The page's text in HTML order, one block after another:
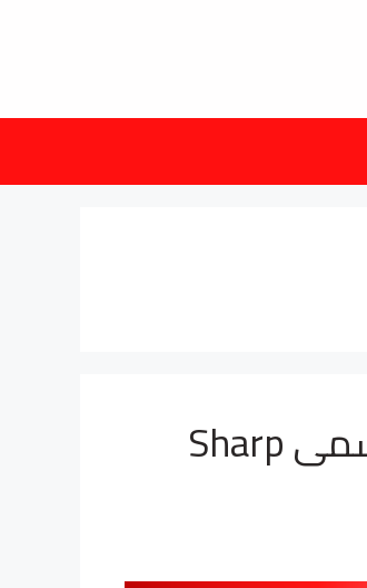
اسعار تكييف شارب 2026 الموقع الرسمى Sharp